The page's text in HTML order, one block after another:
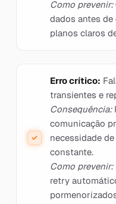
Como prevenir:
dados antes
planos claros
Erro crítico:
transientes e
Consequência:
comunicação
necessidade
constante.
Como prevenir:
retry